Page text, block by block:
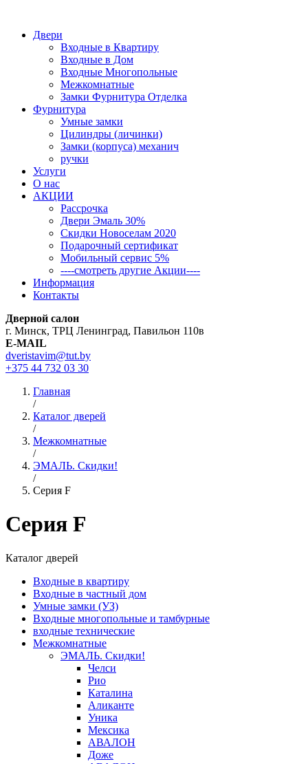
Двери
Входные в Квартиру
Входные в Дом
Входные Многопольные
Межкомнатные
Замки Фурнитура Отделка
Фурнитура
Умные замки
Цилиндры (личинки)
Замки (корпуса) механич
ручки
Услуги
О нас
АКЦИИ
Рассрочка
Двери Эмаль 30%
Скидки Новоселам 2020
Подарочный сертификат
Мобильный сервис 5%
----смотреть другие Акции----
Информация
Контакты
Дверной салон
г. Минск, ТРЦ Ленинград, Павильон 110в
E-MAIL
dveristavim@tut.by
+375 44 732 03 30
Главная
/
Каталог дверей
/
Межкомнатные
/
ЭМАЛЬ. Скидки!
/
Серия F
Серия F
Каталог дверей
Входные в квартиру
Входные в частный дом
Умные замки (УЗ)
Входные многопольные и тамбурные
входные технические
Межкомнатные
ЭМАЛЬ. Скидки!
Челси
Рио
Каталина
Аликанте
Уника
Мексика
АВАЛОН
Доже